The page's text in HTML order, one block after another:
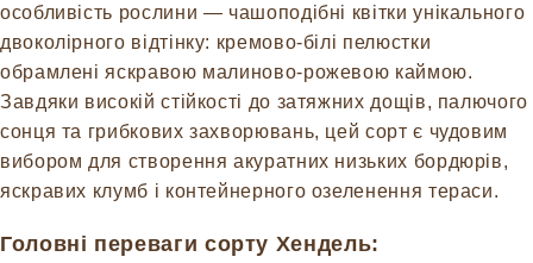
особливість рослини — чашоподібні квітки унікального
двоколірного відтінку: кремово-білі пелюстки
обрамлені яскравою малиново-рожевою каймою.
Завдяки високій стійкості до затяжних дощів, палючого
сонця та грибкових захворювань, цей сорт є чудовим
вибором для створення акуратних низьких бордюрів,
яскравих клумб і контейнерного озеленення тераси.
Головні переваги сорту Хендель: